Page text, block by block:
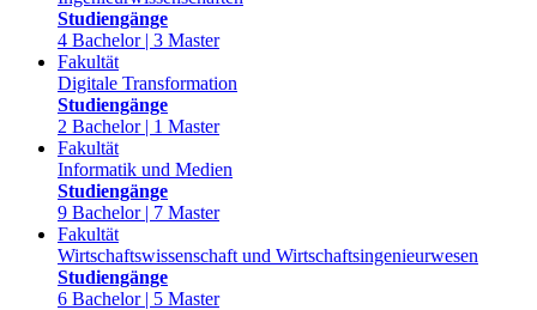
Studiengänge
4 Bachelor | 3 Master
Fakultät
Digitale Transformation
Studiengänge
2 Bachelor | 1 Master
Fakultät
Informatik und Medien
Studiengänge
9 Bachelor | 7 Master
Fakultät
Wirtschaftswissenschaft und Wirtschaftsingenieurwesen
Studiengänge
6 Bachelor | 5 Master